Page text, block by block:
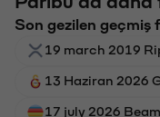
Son gezilen geçmiş
19 march 2019
13 Haziran 2026
17 july 2026